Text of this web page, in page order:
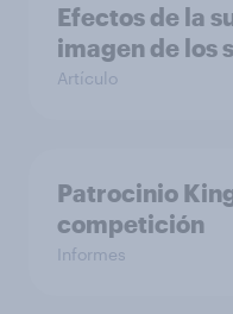
Efectos de la
imagen de los
Artículo
Patrocinio
competición
Informes